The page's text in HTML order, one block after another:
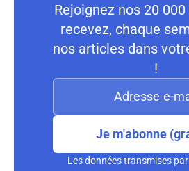
Rejoignez nos 20
recevez, chaque
nos articles dans
!
Je m'abonne
Les données transmises